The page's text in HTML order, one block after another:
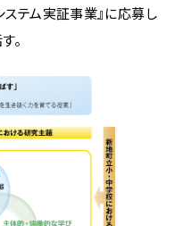
テム実証事業』に応募し
。